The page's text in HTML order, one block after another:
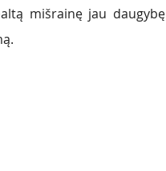
mišrainę jau daugybę